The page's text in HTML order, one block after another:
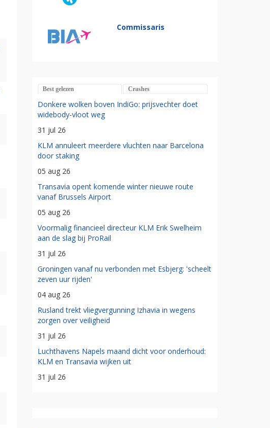
Commissaris
Best gelezen Crashes
Donkere wolken boven IndiGo: prijsvechter doet
widebody-vloot weg
31 jul 26
KLM annuleert meerdere vluchten naar Barcelona
door staking
05 aug 26
Transavia opent komende winter nieuwe route
vanaf Brussels Airport
05 aug 26
Voormalig financieel directeur KLM Erik Swelheim
aan de slag bij ProRail
31 jul 26
Groningen vanaf nu verbonden met Esbjerg: 'scheelt
zeven uur rijden'
04 aug 26
Rusland trekt vliegvergunning Izhavia in wegens
zorgen over veiligheid
31 jul 26
Luchthavens Napels maand dicht voor onderhoud:
KLM en Transavia wijken uit
31 jul 26